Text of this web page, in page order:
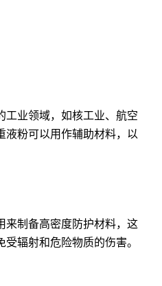
工业领域，如核工业、航空
液粉可以用作辅助材料，以
来制备高密度防护材料，这
辐射和危险物质的伤害。